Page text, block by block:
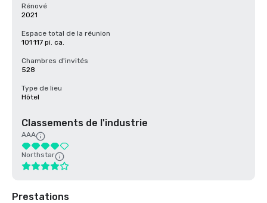
Rénové
2021
Espace total de la réunion
101 117 pi. ca.
Chambres d'invités
528
Type de lieu
Hôtel
Classements de l'industrie
AAA
Northstar
Prestations